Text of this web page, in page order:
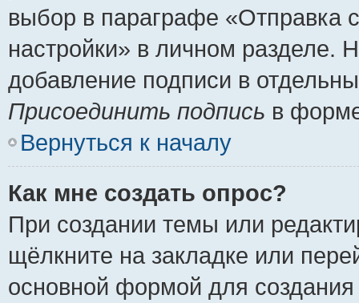
выбор в параграфе «Отправка
настройки» в личном разделе.
добавление подписи в
Присоединить подпись в
Вернуться к началу
Как мне создать опрос?
При создании темы или
щёлкните на закладке или
основной формой для